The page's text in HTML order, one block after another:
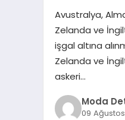
Avustralya,
Zelanda ve
işgal altına
Zelanda ve
askeri…
Moda
09